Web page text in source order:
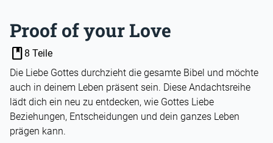
Proof of your Love
book 8 Teile
Die Liebe Gottes durchzieht die gesamte Bibel und möchte
auch in deinem Leben präsent sein. Diese Andachtsreihe
lädt dich ein neu zu entdecken, wie Gottes Liebe
Beziehungen, Entscheidungen und dein ganzes Leben
prägen kann.